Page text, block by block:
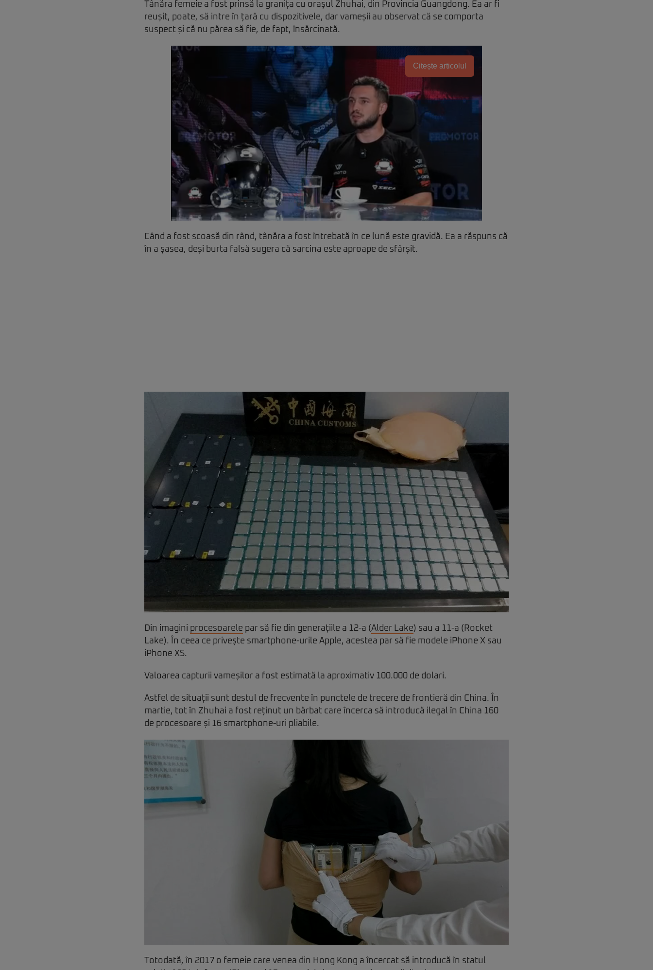
Tânăra femeie a fost prinsă la granița cu orașul Zhuhai, din Provincia Guangdong. Ea ar fi
reușit, poate, să intre în țară cu dispozitivele, dar vameșii au observat că se comporta
suspect și că nu părea să fie, de fapt, însărcinată.
Citește articolul
Când a fost scoasă din rând, tânăra a fost întrebată în ce lună este gravidă. Ea a răspuns că
în a șasea, deși burta falsă sugera că sarcina este aproape de sfârșit.
Din imagini procesoarele par să fie din generațiile a 12-a (Alder Lake) sau a 11-a (Rocket
Lake). În ceea ce privește smartphone-urile Apple, acestea par să fie modele iPhone X sau
iPhone XS.
Valoarea capturii vameșilor a fost estimată la aproximativ 100.000 de dolari.
Astfel de situații sunt destul de frecvente în punctele de trecere de frontieră din China. În
martie, tot în Zhuhai a fost reținut un bărbat care încerca să introducă ilegal în China 160
de procesoare și 16 smartphone-uri pliabile.
Totodată, în 2017 o femeie care venea din Hong Kong a încercat să introducă în statul